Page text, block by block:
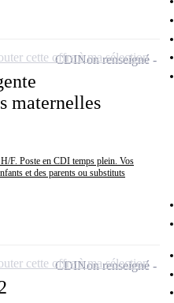
maternelles
F. Poste en CDI temps plein. Vos
et des parents ou substituts
CDINon renseigné
cette offre à ma sélection
CDINon renseigné
cette offre à ma sélection